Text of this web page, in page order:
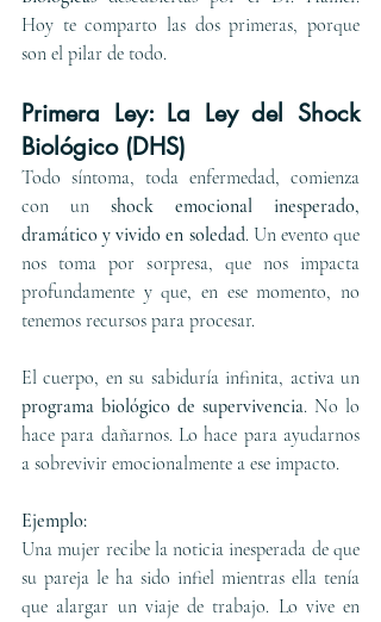
Hoy te comparto las dos primeras, porque
son el pilar de todo.
Primera Ley: La Ley del Shock
Biológico (DHS)
Todo síntoma, toda enfermedad, comienza
con un shock emocional inesperado,
dramático y vivido en soledad. Un evento que
nos toma por sorpresa, que nos impacta
profundamente y que, en ese momento, no
tenemos recursos para procesar.
programa biológico de supervivencia. No lo
hace para dañarnos. Lo hace para ayudarnos
a sobrevivir emocionalmente a ese impacto.
Ejemplo:
Una mujer recibe la noticia inesperada de que
su pareja le ha sido infiel mientras ella tenía
que alargar un viaje de trabajo. Lo vive en